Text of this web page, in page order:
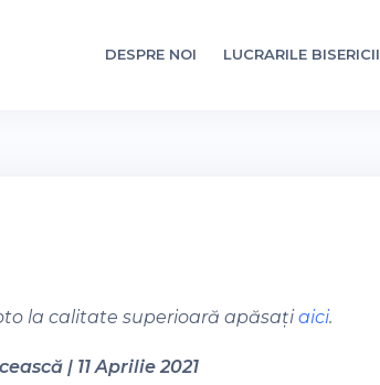
DESPRE NOI LUCRARILE BISERICII
la calitate superioară apăsațiaici.
| 11 Aprilie 2021